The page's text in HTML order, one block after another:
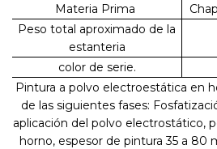
Materia Prima
Peso total aproximado de la
estanteria
color de serie.
Pintura a polvo electroestática en
de las siguientes fases:
aplicación del polvo electrostático,
horno, espesor de pintura 35 a 80